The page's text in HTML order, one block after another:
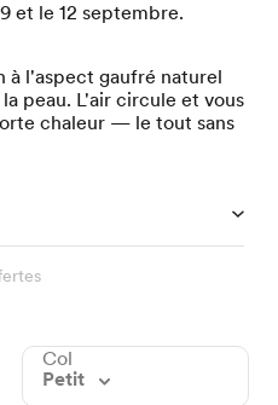
et le 12 septembre.
à l'aspect gaufré naturel
peau. L'air circule et vous
chaleur — le tout sans
Col
Petit